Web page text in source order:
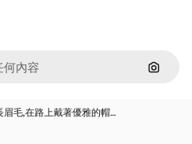
通過圖
眉毛,在路上戴著優雅的帽…